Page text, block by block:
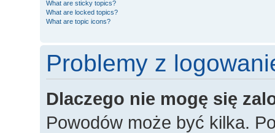
What are sticky topics?
What are locked topics?
What are topic icons?
Problemy z
Dlaczego nie mogę się
Powodów może być kilka.